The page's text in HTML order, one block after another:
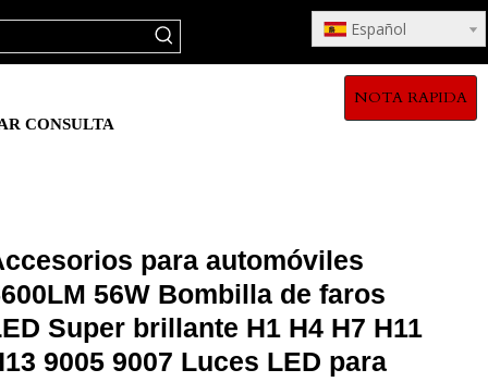
Español
CONSULTA
NOTA RAPIDA
para automóviles
56W Bombilla de faros
Super brillante H1 H4 H7 H11
9005 9007 Luces LED para